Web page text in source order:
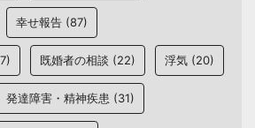
幸せ報告 (87)
既婚者の相談 (22) 浮気 (20)
発達障害・精神疾患 (31)